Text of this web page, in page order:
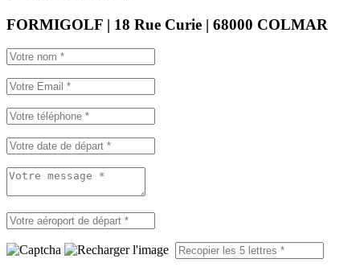
FORMIGOLF | 18 Rue Curie | 68000 COLMAR